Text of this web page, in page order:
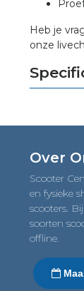
Heb je
onze
Over
Scooter
en fysieke
scooters.
soorten
offline.